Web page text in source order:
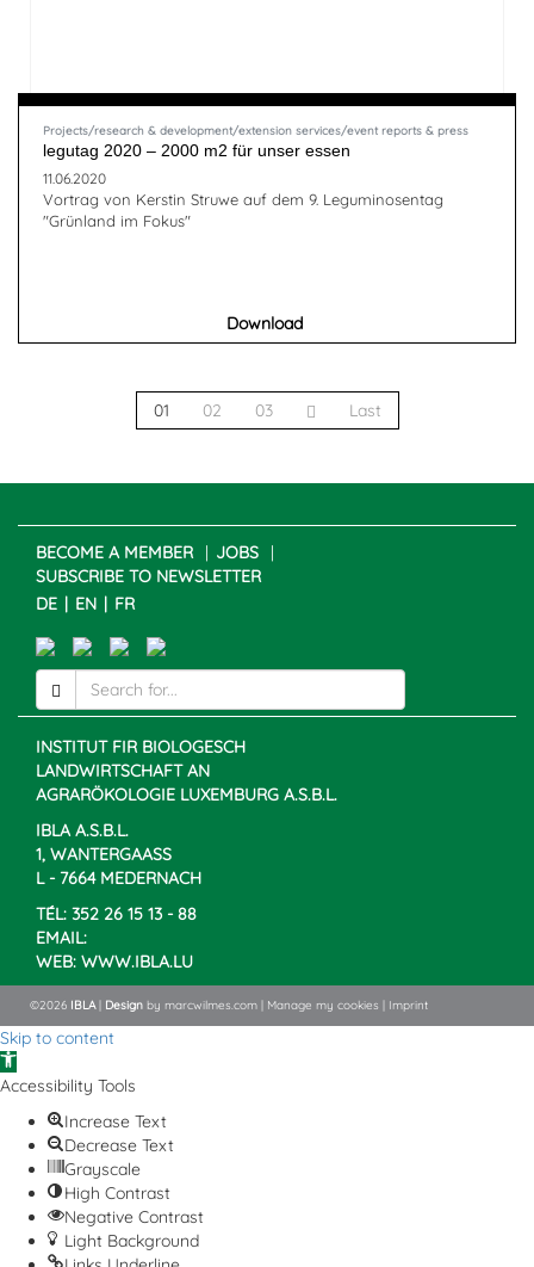
Projects/research & development/extension services/event reports & press
legutag 2020 – 2000 m2 für unser essen
11.06.2020
Vortrag von Kerstin Struwe auf dem 9. Leguminosentag
"Grünland im Fokus"
Download
01 02 03 Last
BECOME A MEMBER
JOBS
SUBSCRIBE TO NEWSLETTER
DE
EN FR
INSTITUT FIR BIOLOGESCH
LANDWIRTSCHAFT AN
AGRARÖKOLOGIE LUXEMBURG A.S.B.L.
IBLA A.S.B.L.
1, WANTERGAASS
L - 7664 MEDERNACH
TÉL: 352 26 15 13 - 88
EMAIL:
WEB: WWW.IBLA.LU
©2026 IBLA| Design by marcwilmes.com | Manage my cookies | Imprint
Skip to content
Open
toolbar
Accessibility Tools
Increase Text
Decrease Text
Grayscale
High Contrast
Negative Contrast
Light Background